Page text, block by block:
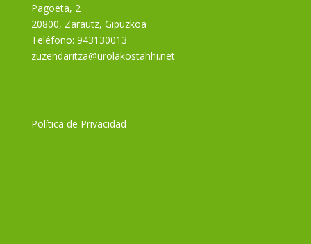
Pagoeta, 2
20800, Zarautz, Gipuzkoa
Teléfono: 943130013
zuzendaritza@urolakostahhi.net
Política de Privacidad